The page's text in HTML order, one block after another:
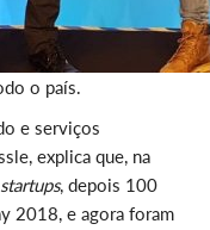
o país.
e serviços
explica que, na
startups, depois 100
2018, e agora foram